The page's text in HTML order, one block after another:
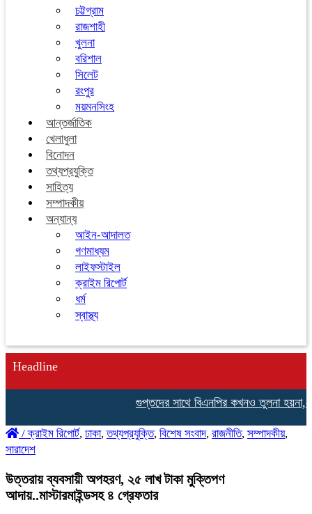
চট্টগ্রাম
রাজশাহী
খুলনা
বরিশাল
সিলেট
রংপুর
ময়মনসিংহ
আন্তর্জাতিক
খেলাধুলা
বিনোদন
তথ্যপ্রযুক্তি
সাহিত্য
সম্পাদকীয়
অন্যান্য
আইন-আদালত
গণমাধ্যম
লাইফস্টাইল
ক্রাইম রিপোর্ট
ধর্ম
স্বাস্থ্য
Headline
গুপ্তদের সাথে বিএনপির কখনও তুলনা
/ক্রাইম রিপোর্ট, ঢাকা,তথ্যপ্রযুক্তি, বিশেষ সংবাদ, রাজনীতি, সম্পাদকীয়,
সারাদেশ
উত্তরায় ব্যবসায়ী অপহরণ, ২৫ লাখ টাকা মুক্তিপণ
আদায়..মাস্টারমাইন্ডসহ ৪ গ্রেফতার